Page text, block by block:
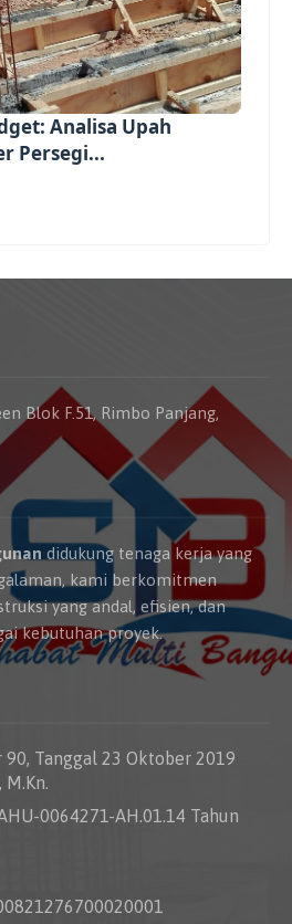
Analisa Upah
Persegi...
Blok F.51, Rimbo Panjang,
didukung tenaga kerja yang
kami berkomitmen
yang andal, efisien, dan
kebutuhan proyek.
90, Tanggal 23 Oktober 2019
0064271-AH.01.14 Tahun